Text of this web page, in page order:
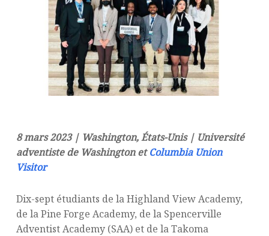
8 mars 2023 | Washington, États-Unis | Université
adventiste de Washington etColumbia Union
Visitor
Dix-sept étudiants de la Highland View Academy,
de la Pine Forge Academy, de la Spencerville
Adventist Academy (SAA) et de la Takoma